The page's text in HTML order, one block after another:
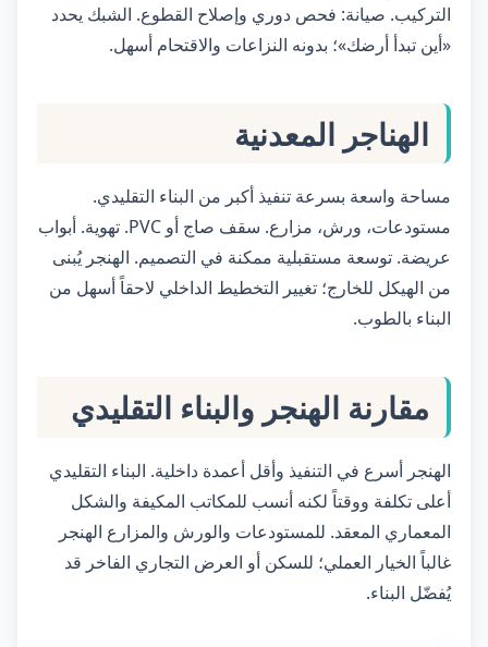
التركيب. صيانة: فحص دوري وإصلاح القطوع. الشبك يحدد
«أين تبدأ أرضك»؛ بدونه النزاعات والاقتحام أسهل.
الهناجر المعدنية
مساحة واسعة بسرعة تنفيذ أكبر من البناء التقليدي.
مستودعات، ورش، مزارع. سقف صاج أو PVC. تهوية. أبواب
عريضة. توسعة مستقبلية ممكنة في التصميم. الهنجر يُبنى
من الهيكل للخارج؛ تغيير التخطيط الداخلي لاحقاً أسهل من
البناء بالطوب.
مقارنة الهنجر والبناء التقليدي
الهنجر أسرع في التنفيذ وأقل أعمدة داخلية. البناء التقليدي
أعلى تكلفة ووقتاً لكنه أنسب للمكاتب المكيفة والشكل
المعماري المعقد. للمستودعات والورش والمزارع الهنجر
غالباً الخيار العملي؛ للسكن أو العرض التجاري الفاخر قد
يُفضّل البناء.